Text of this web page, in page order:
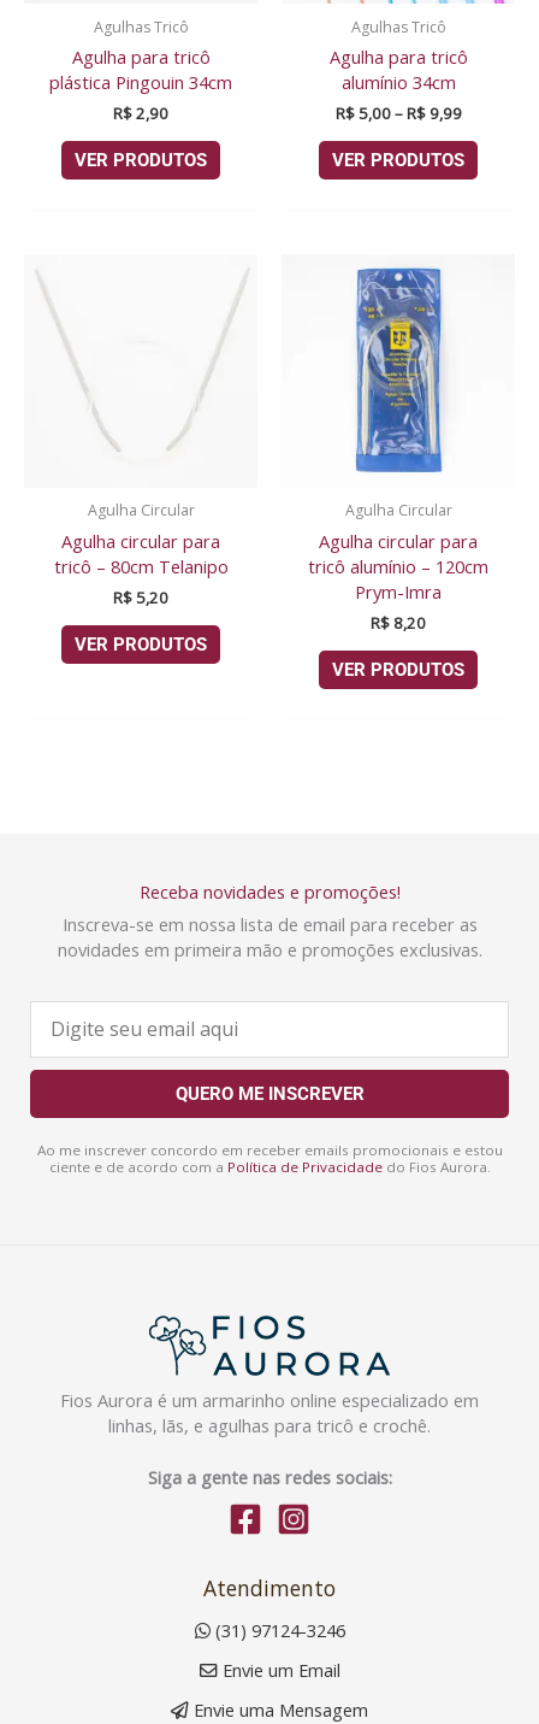
Agulhas Tricô
Agulha para tricô
plástica Pingouin 34cm
R$2,90
VER PRODUTOS
Agulhas Tricô
Agulha para tricô
alumínio 34cm
R$5,00–R$9,99
VER PRODUTOS
Agulha Circular
Agulha circular para
tricô – 80cm Telanipo
R$5,20
VER PRODUTOS
Agulha Circular
Agulha circular para
tricô alumínio – 120cm
Prym-Imra
R$ 8,20
VER PRODUTOS
Receba novidades e promoções!
Inscreva-se em nossa lista de email para receber as
novidades em primeira mão e promoções exclusivas.
m
i
QUERO ME INSCREVER
Ao me inscrever concordo em receber emails promocionais e estou
ciente e de acordo com a Política de Privacidadedo Fios Aurora.
Fios Aurora é um armarinho online especializado em
linhas, lãs, e agulhas para tricô e crochê.
Siga a gente nas redes sociais:
Atendimento
(31) 97124-3246
Envie um Email
Envie uma Mensagem